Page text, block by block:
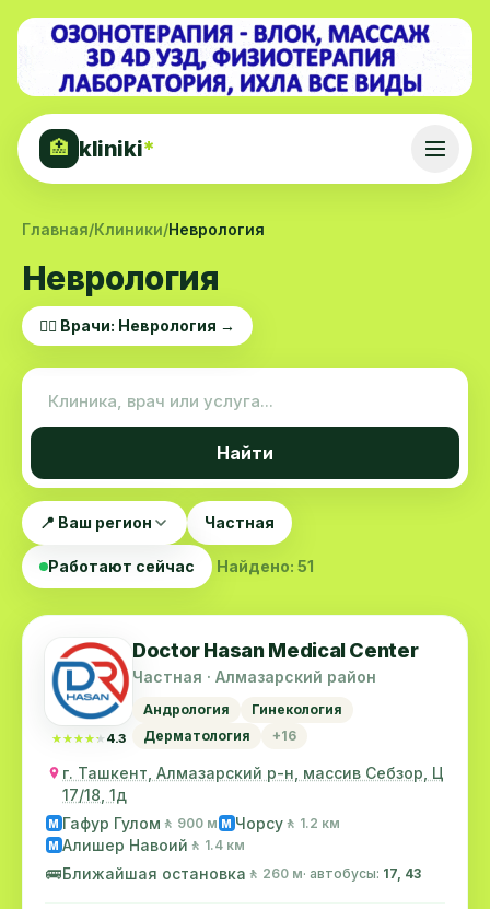
🏥 kliniki*
Главная/Клиники/Неврология
Неврология
👨‍⚕️ Врачи: Неврология →
Найти
📍 Ваш регион Частная
Работают сейчас Найдено: 51
★★★★★
★★★★★ 4.3
Doctor Hasan Medical Center
Частная · Алмазарский район
Андрология
Гинекология
Дерматология
+16
г. Ташкент, Алмазарский р-н, массив Себзор, Ц
17/18, 1д
M Гафур Гулом 🚶 900 м M Чорсу 🚶 1.2 км
M Алишер Навоий 🚶 1.4 км
🚌Ближайшая остановка 🚶 260 м· автобусы: 17, 43